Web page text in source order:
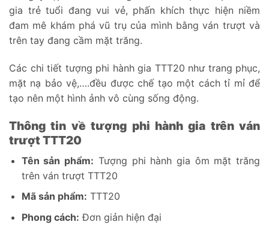
gia trẻ tuổi đang vui vẻ, phấn khích thực hiện niềm
đam mê khám phá vũ trụ của mình bằng ván trượt và
trên tay đang cầm mặt trăng.
Các chi tiết tượng phi hành gia TTT20 như trang phục,
mặt nạ bảo vệ,….đều được chế tạo một cách tỉ mỉ để
tạo nên một hình ảnh vô cùng sống động.
Thông tin về tượng phi hành gia trên ván
trượt TTT20
Tên sản phẩm: Tượng phi hành gia ôm mặt trăng
trên ván trượt TTT20
Mã sản phẩm: TTT20
Phong cách: Đơn giản hiện đại